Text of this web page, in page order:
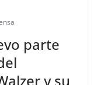
parte
y su